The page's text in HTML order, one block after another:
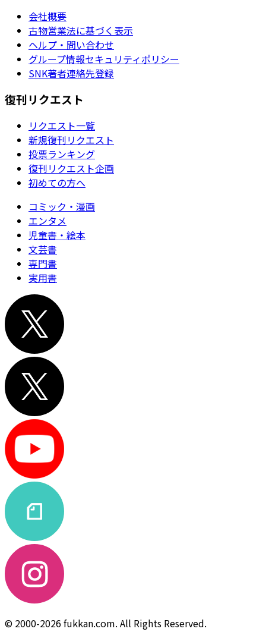
会社概要
古物営業法に基づく表示
ヘルプ・問い合わせ
グループ情報セキュリティポリシー
SNK著者連絡先登録
復刊リクエスト
リクエスト一覧
新規復刊リクエスト
投票ランキング
復刊リクエスト企画
初めての方へ
コミック・漫画
エンタメ
児童書・絵本
文芸書
専門書
実用書
© 2000-2026 fukkan.com. All Rights Reserved.